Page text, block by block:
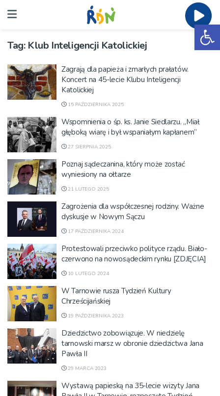
Tag: Klub Inteligencji Katolickiej
Zagrają dla papieża i zmarłych prałatów.
Koncert na 45-lecie Klubu Inteligencji
Katolickiej
15 PAŹDZIERNIKA 2025
Wspomnienia o śp. ks. Janie Siedlarzu. „Miał
głęboką wiarę i był wspaniałym kapłanem”
27 SIERPNIA 2025
Poznaj sądeczanina, który może zostać
wyniesiony na ołtarze
21 LUTEGO 2025
Zagrożenia dla współczesnej rodziny. Ważne
dyskusje w Nowym Sączu
17 PAŹDZIERNIKA 2024
Protestowali przeciwko polityce rządu. Biało-
czerwono na nowosądeckim rynku [ZDJĘCIA]
10 LUTEGO 2024
W Tarnowie rusza Tydzień Kultury
Chrześcijańskiej
19 PAŹDZIERNIKA 2023
Dziedzictwo zobowiązuje. W niedzielę
tarnowski marsz w obronie dziedzictwa Jana
Pawła II
29 MARCA 2023
Wystawą papieską na 35-lecie wizyty Jana